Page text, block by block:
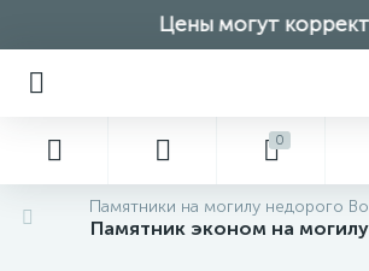
Цены могут
0
Памятники на могилу недорого
Памятник эконом на